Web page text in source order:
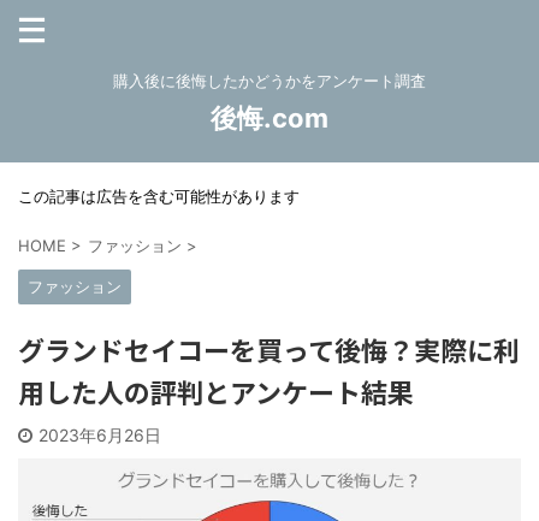
購入後に後悔したかどうかをアンケート調査
後悔.com
この記事は広告を含む可能性があります
HOME > ファッション >
ファッション
グランドセイコーを買って後悔？実際に利
用した人の評判とアンケート結果
2023年6月26日